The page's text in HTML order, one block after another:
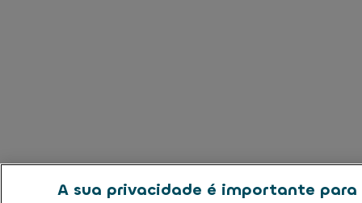
A sua privacidade é importante para